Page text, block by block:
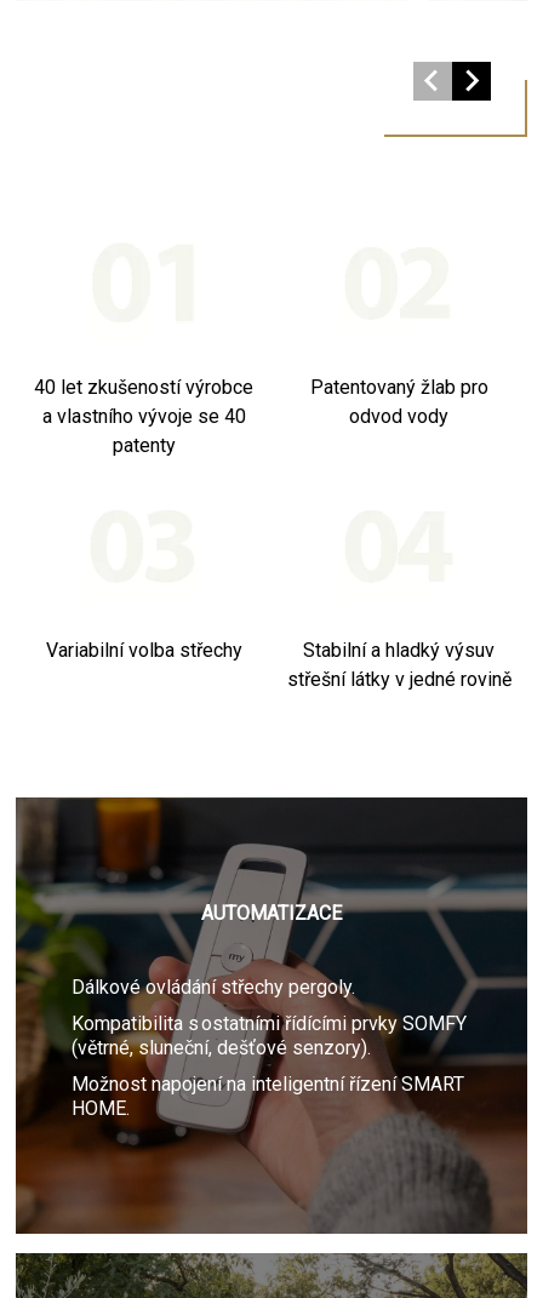
40 let zkušeností výrobce
a vlastního vývoje se 40
patenty
Patentovaný žlab pro
odvod vody
Variabilní volba střechy
Stabilní a hladký výsuv
střešní látky v jedné rovině
AUTOMATIZACE
Dálkové ovládání střechy pergoly.
Kompatibilita s ostatními řídícími prvky SOMFY
(větrné, sluneční, dešťové senzory).
Možnost napojení na inteligentní řízení SMART
HOME.